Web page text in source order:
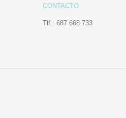
CONTACTO
Tlf.: 687 668 733